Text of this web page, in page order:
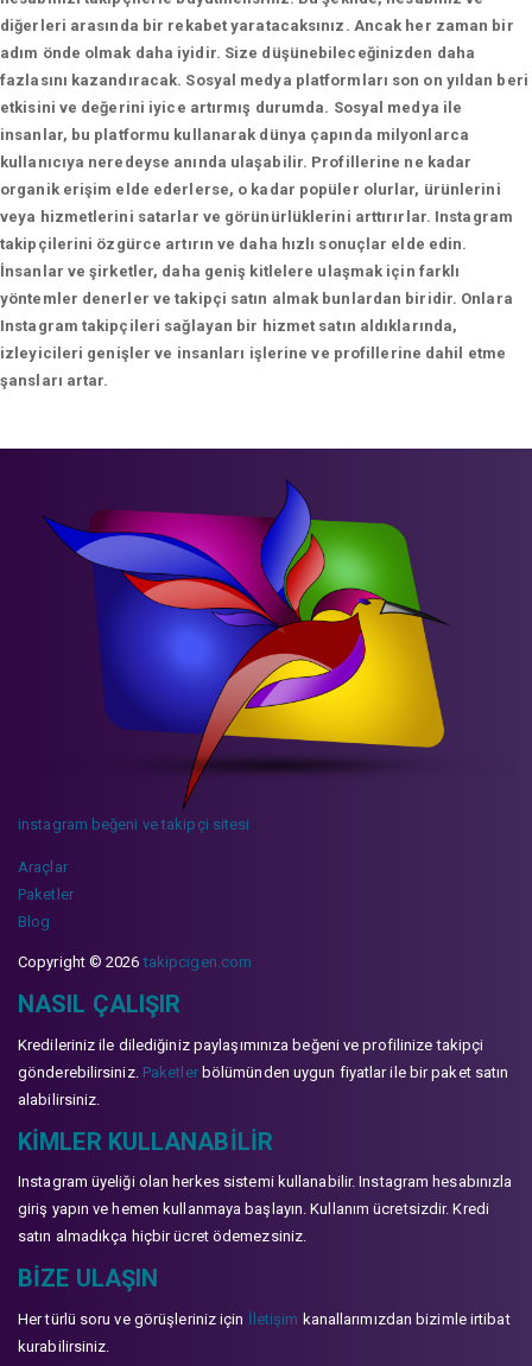
diğerleri arasında bir rekabet yaratacaksınız. Ancak her zaman bir
adım önde olmak daha iyidir. Size düşünebileceğinizden daha
fazlasını kazandıracak. Sosyal medya platformları son on yıldan beri
etkisini ve değerini iyice artırmış durumda. Sosyal medya ile
insanlar, bu platformu kullanarak dünya çapında milyonlarca
kullanıcıya neredeyse anında ulaşabilir. Profillerine ne kadar
organik erişim elde ederlerse, o kadar popüler olurlar, ürünlerini
veya hizmetlerini satarlar ve görünürlüklerini arttırırlar. Instagram
takipçilerini özgürce artırın ve daha hızlı sonuçlar elde edin.
İnsanlar ve şirketler, daha geniş kitlelere ulaşmak için farklı
yöntemler denerler ve takipçi satın almak bunlardan biridir. Onlara
Instagram takipçileri sağlayan bir hizmet satın aldıklarında,
izleyicileri genişler ve insanları işlerine ve profillerine dahil etme
şansları artar.
instagram beğeni ve takipçi sitesi
Araçlar
Paketler
Blog
Copyright © 2026takipcigen.com
NASIL ÇALIŞIR
Kredileriniz ile dilediğiniz paylaşımınıza beğeni ve profilinize takipçi
gönderebilirsiniz. Paketlerbölümünden uygun fiyatlar ile bir paket satın
alabilirsiniz.
KIMLER KULLANABILIR
Instagram üyeliği olan herkes sistemi kullanabilir. Instagram hesabınızla
giriş yapın ve hemen kullanmaya başlayın. Kullanım ücretsizdir. Kredi
satın almadıkça hiçbir ücret ödemezsiniz.
BIZE ULAŞIN
Her türlü soru ve görüşleriniz için İletişim kanallarımızdan bizimle irtibat
kurabilirsiniz.